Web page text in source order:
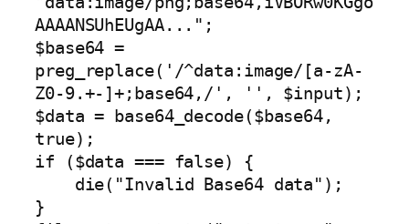
AAAANSUhEUgAA...";
$base64 =
preg_replace('/^data:image/[a-zA-
Z0-9.+-]+;base64,/', '', $input);
$data = base64_decode($base64,
true);
if ($data === false) {
}